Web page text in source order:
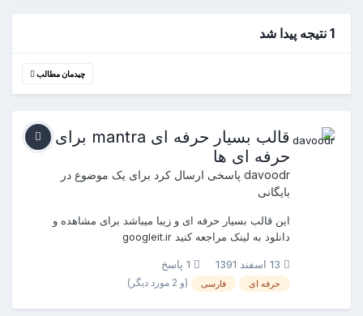
1 نتیجه پیدا شد
چیدمان مطالب
قالب بسیار حرفه ای mantra برای
حرفه ای ها
davoodr پاسخی ارسال کرد برای یک موضوع در
بایگانی
این قالب بسیار حرفه ای و زیبا میباشد برای مشاهده و
دانلود به لینک مراجعه کنید googleit.ir
13 اسفند 1391
حرفه ای فارسی (و 2 مورد دیگر)